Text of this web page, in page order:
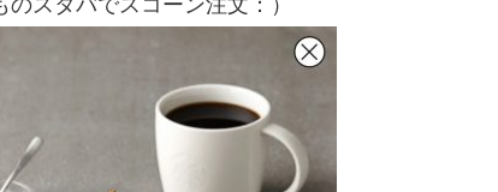
のスタバでスコーン注文：）